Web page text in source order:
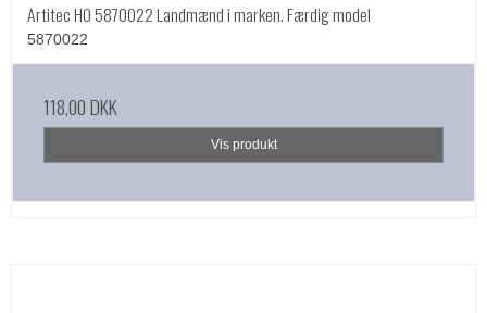
Artitec HO 5870022 Landmænd i marken. Færdig model
5870022
118,00 DKK
Vis produkt